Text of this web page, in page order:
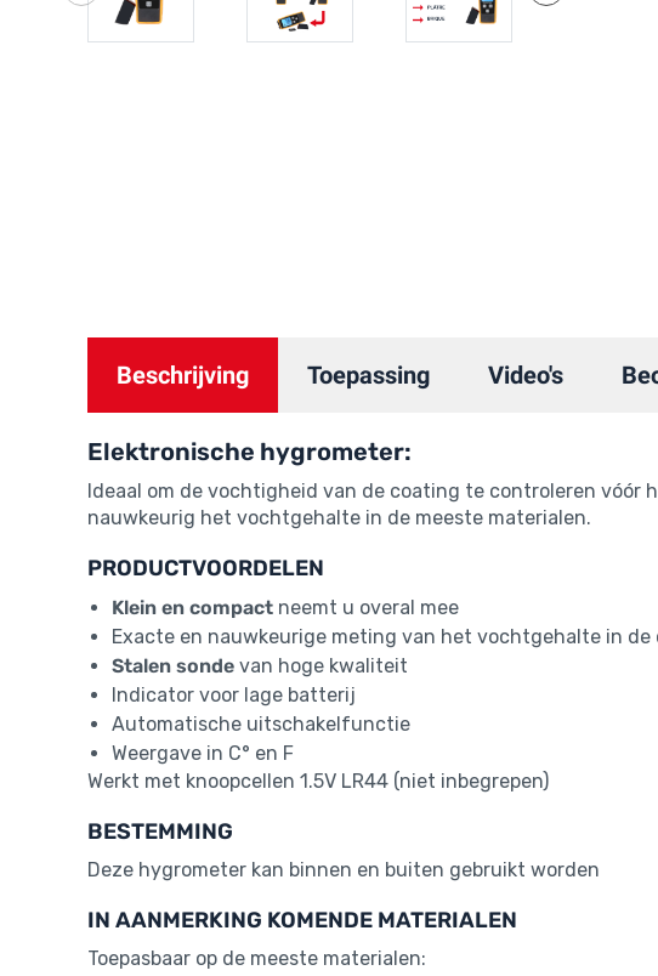
Beschrijving Toepassing Video's
Elektronische hygrometer:
Ideaal om de vochtigheid van de coating te controleren vóór
nauwkeurig het vochtgehalte in de meeste materialen.
PRODUCTVOORDELEN
Klein en compact neemt u overal mee
Exacte en nauwkeurige meting van het vochtgehalte in de
Stalen sonde van hoge kwaliteit
Indicator voor lage batterij
Automatische uitschakelfunctie
Weergave in C° en F
Werkt met knoopcellen 1.5V LR44 (niet inbegrepen)
BESTEMMING
Deze hygrometer kan binnen en buiten gebruikt worden
IN AANMERKING KOMENDE MATERIALEN
Toepasbaar op de meeste materialen: